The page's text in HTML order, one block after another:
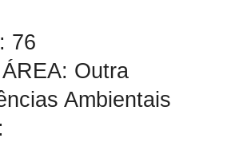
76
Outra
Ambientais